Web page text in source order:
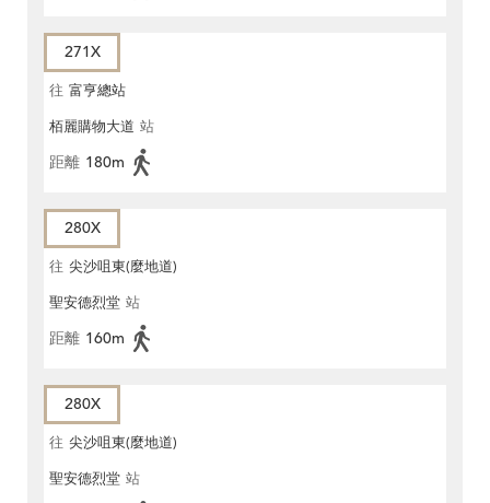
271X
往 富亨總站
栢麗購物大道 站
距離 180m
280X
往 尖沙咀東(麼地道)
聖安德烈堂 站
距離 160m
280X
往 尖沙咀東(麼地道)
聖安德烈堂 站